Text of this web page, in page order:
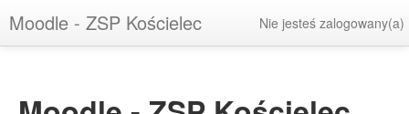
Moodle - ZSP Kościelec Nie jesteś zalogowany(a)